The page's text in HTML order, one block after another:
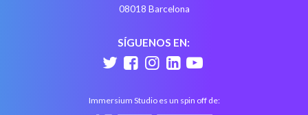
08018 Barcelona
SÍGUENOS EN:
Immersium Studio es un spin off de: